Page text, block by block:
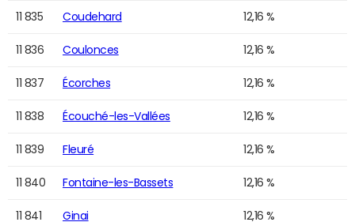
11 835 Coudehard 12,16 %
11 836 Coulonces 12,16 %
11 837 Écorches 12,16 %
11 838 Écouché-les-Vallées 12,16 %
11 839 Fleuré 12,16 %
11 840 Fontaine-les-Bassets 12,16 %
11 841 Ginai 12,16 %